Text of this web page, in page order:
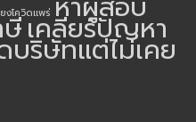
งโควิดแพร่
ษีเคลียร์ปัญหา
บริษัทแต่ไม่เคย